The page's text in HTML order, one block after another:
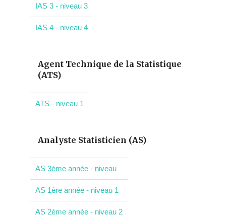
IAS 3 - niveau 3
IAS 4 - niveau 4
Agent Technique de la Statistique
(ATS)
ATS - niveau 1
Analyste Statisticien (AS)
AS 3ème année - niveau
AS 1ère année - niveau 1
AS 2ème année - niveau 2